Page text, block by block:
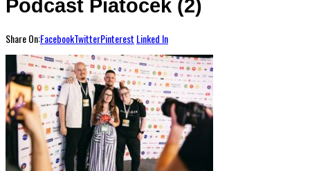
Podcast Piatoček (2)
Share On:FacebookTwitterPinterest Linked In